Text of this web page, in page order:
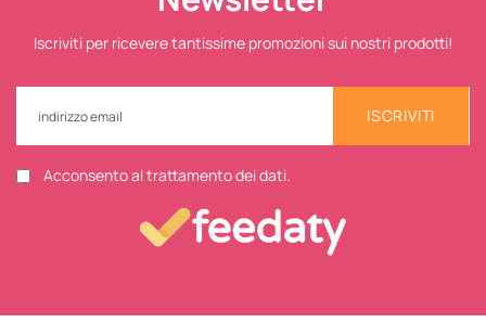
Iscriviti per ricevere tantissime promozioni sui nostri prodotti!
ISCRIVITI
Acconsento al trattamento dei dati.